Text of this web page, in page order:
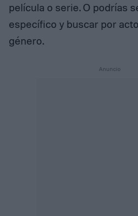
película o serie. O podrías
específico y buscar por
género.